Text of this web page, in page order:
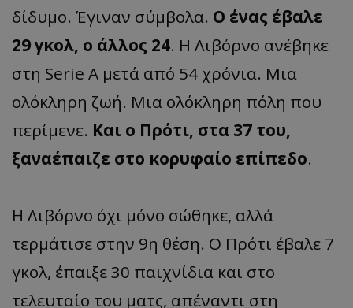
δίδυμο. Έγιναν σύμβολα. Ο ένας έβαλε
29 γκολ, ο άλλος 24. Η Λιβόρνο ανέβηκε
στη Serie A μετά από 54 χρόνια. Μια
ολόκληρη ζωή. Μια ολόκληρη πόλη που
περίμενε. Και ο Πρότι, στα 37 του,
ξαναέπαιζε στο κορυφαίο επίπεδο.
Η Λιβόρνο όχι μόνο σώθηκε, αλλά
τερμάτισε στην 9η θέση. Ο Πρότι έβαλε 7
γκολ, έπαιξε 30 παιχνίδια και στο
τελευταίο του ματς, απέναντι στη